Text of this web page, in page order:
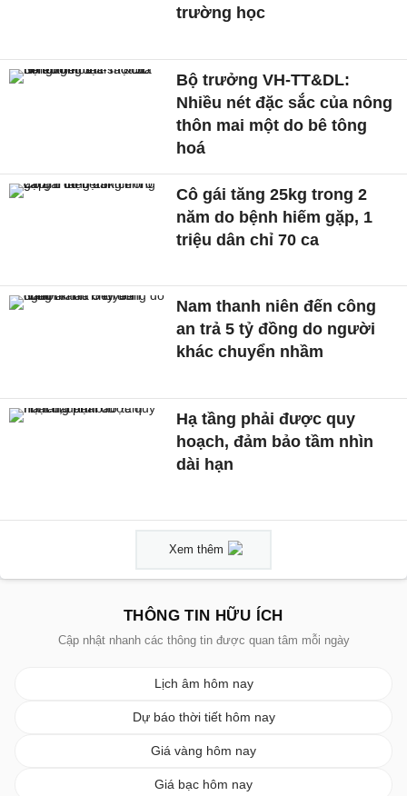
trường học
Bộ trưởng VH-TT&DL:
Nhiều nét đặc sắc của nông
thôn mai một do bê tông
hoá
Cô gái tăng 25kg trong 2
năm do bệnh hiếm gặp, 1
triệu dân chỉ 70 ca
Nam thanh niên đến công
an trả 5 tỷ đồng do người
khác chuyển nhầm
Hạ tầng phải được quy
hoạch, đảm bảo tầm nhìn
dài hạn
Xem thêm
THÔNG TIN HỮU ÍCH
Cập nhật nhanh các thông tin được quan tâm mỗi ngày
Lịch âm hôm nay
Dự báo thời tiết hôm nay
Giá vàng hôm nay
Giá bạc hôm nay